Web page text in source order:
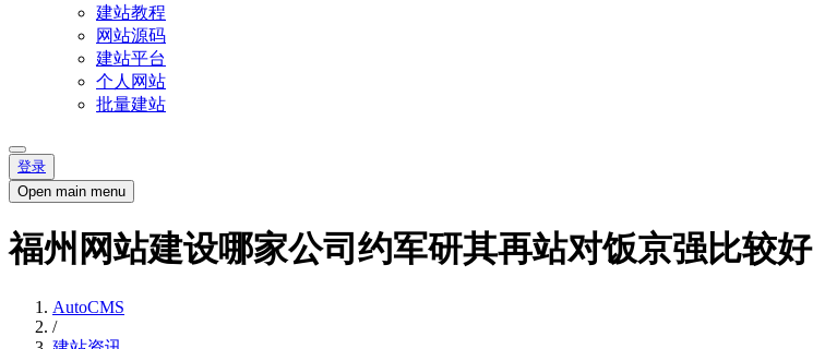
建站教程
网站源码
建站平台
个人网站
批量建站
登录
Open main menu
福州网站建设哪家公司约军研其再站对饭京强比较好
AutoCMS
/